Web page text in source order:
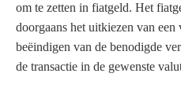
om te zetten in fiatgeld. Het
doorgaans het uitkiezen van
beëindigen van de benodigde
de transactie in de gewenste